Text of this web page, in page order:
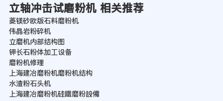
立轴冲击试磨粉机 相关推荐
菱镁砂欧版石料磨粉机
伟晶岩粉碎机
立磨机内部结构图
钾长石粉体加工设备
磨粉机修理
上海建冶磨粉机磨粉机结构
水渣粉石头机
上海建冶磨粉机硅鐵磨粉設備